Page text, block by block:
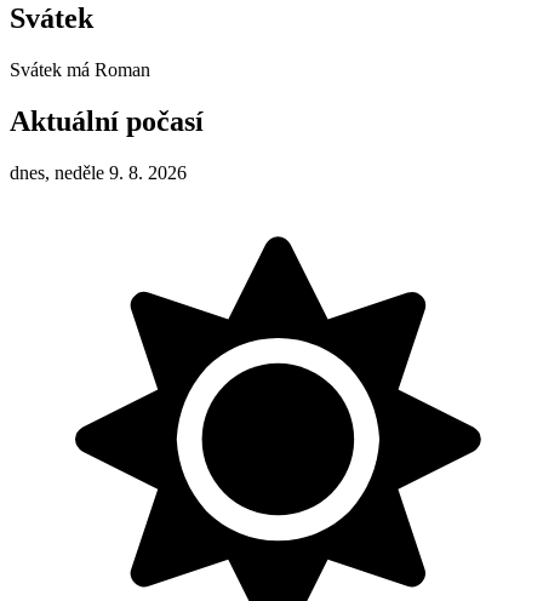
Svátek
Svátek má Roman
Aktuální počasí
dnes, neděle 9. 8. 2026